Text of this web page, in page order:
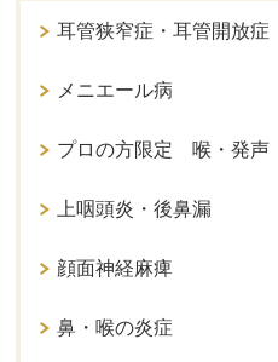
耳管狭窄症・耳管開放症
メニエール病
プロの方限定 喉・発声
上咽頭炎・後鼻漏
顔面神経麻痺
鼻・喉の炎症